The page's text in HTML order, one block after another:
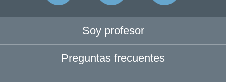
Soy profesor
Preguntas frecuentes